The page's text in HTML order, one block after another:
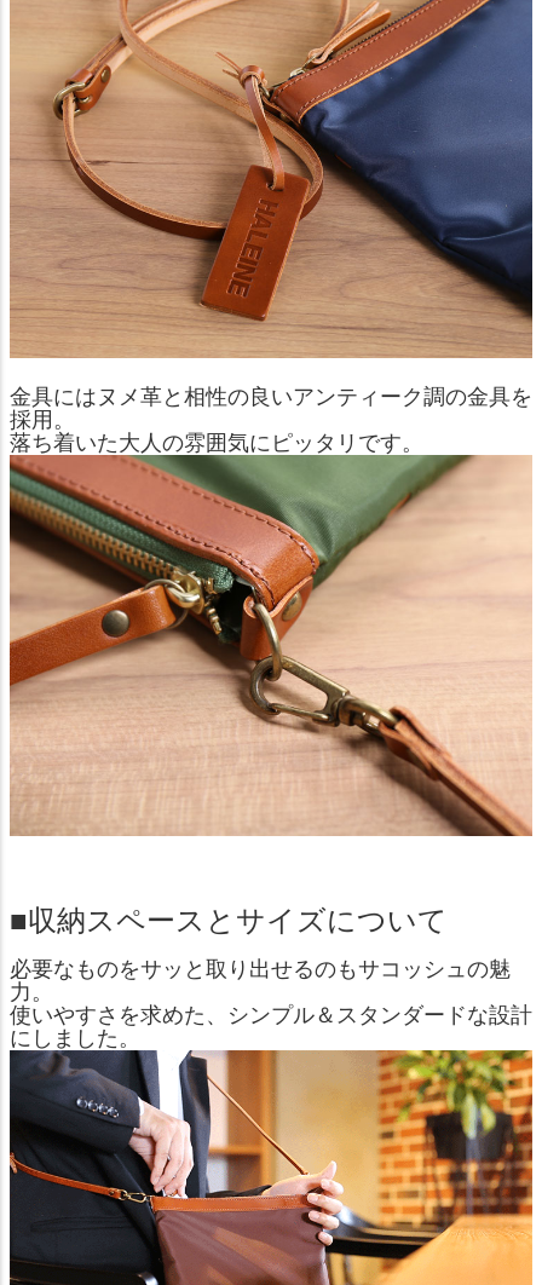
金具にはヌメ革と相性の良いアンティーク調の金具を
採用。
落ち着いた大人の雰囲気にピッタリです。
■収納スペースとサイズについて
必要なものをサッと取り出せるのもサコッシュの魅
力。
使いやすさを求めた、シンプル＆スタンダードな設計
にしました。